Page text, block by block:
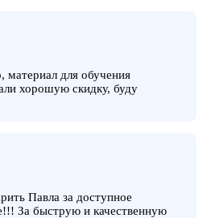
для обучения
хорошую скидку, буду
Павла за доступное
За быструю и качественную